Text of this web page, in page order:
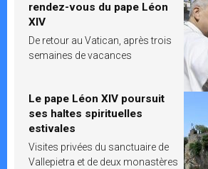
rendez-vous du pape Léon
XIV
De retour au Vatican, après trois
semaines de vacances
Le pape Léon XIV poursuit
ses haltes spirituelles
estivales
Visites privées du sanctuaire de
Vallepietra et de deux monastères